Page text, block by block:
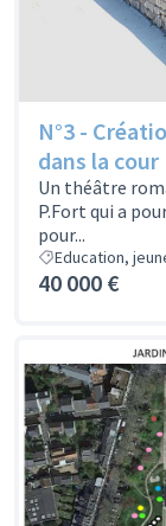
N°3 -
dans la cour
Un théâtre
P.Fort qui a
pour...
Education,
40 000 €